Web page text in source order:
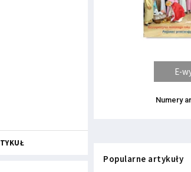
E-
Numery
Popularne artykuły